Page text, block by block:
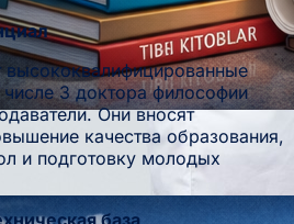
общество
3 доктора философии
Они вносят
качества образования,
и подготовку молодых